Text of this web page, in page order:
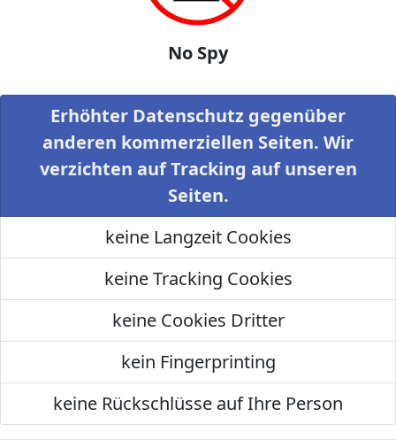
No Spy
Erhöhter Datenschutz gegenüber
anderen kommerziellen Seiten. Wir
verzichten auf Tracking auf unseren
Seiten.
keine Langzeit Cookies
keine Tracking Cookies
keine Cookies Dritter
kein Fingerprinting
keine Rückschlüsse auf Ihre Person